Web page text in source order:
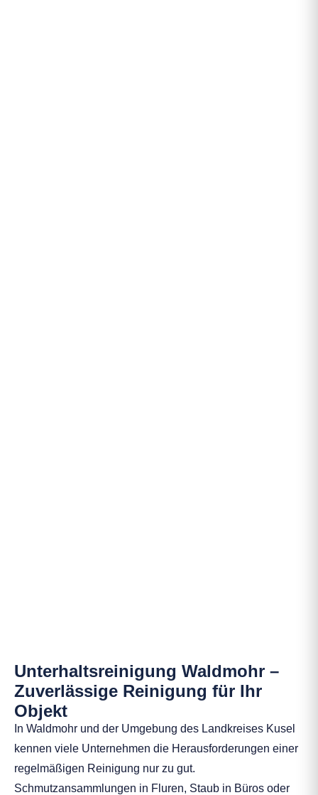
Unterhaltsreinigung Waldmohr –
Zuverlässige Reinigung für Ihr
Objekt
In Waldmohr und der Umgebung des Landkreises Kusel
kennen viele Unternehmen die Herausforderungen einer
regelmäßigen Reinigung nur zu gut.
Schmutzansammlungen in Fluren, Staub in Büros oder